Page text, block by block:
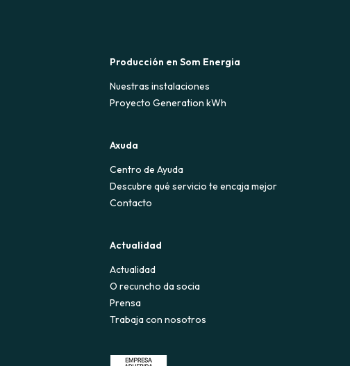
Producción en Som Energia
Nuestras instalaciones
Proyecto Generation kWh
Axuda
Centro de Ayuda
Descubre qué servicio te encaja mejor
Contacto
Actualidad
Actualidad
O recuncho da socia
Prensa
Trabaja con nosotros